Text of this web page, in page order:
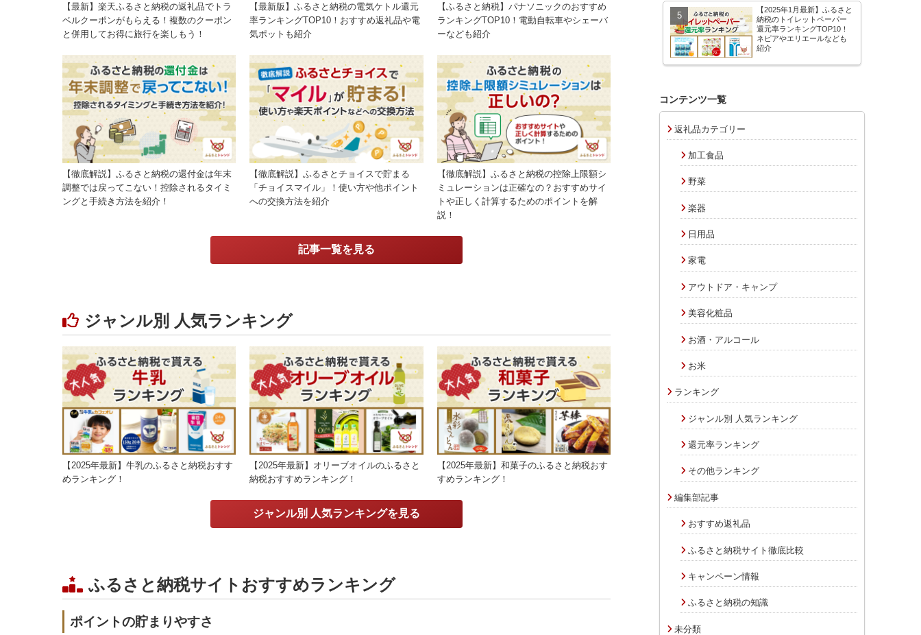
【最新】楽天ふるさと納税の返礼品でトラ
ベルクーポンがもらえる！複数のクーポン
と併用してお得に旅行を楽しもう！
【最新版】ふるさと納税の電気ケトル還元
率ランキングTOP10！おすすめ返礼品や電
気ポットも紹介
【ふるさと納税】パナソニックのおすすめ
ランキングTOP10！電動自転車やシェーバ
ーなども紹介
【徹底解説】ふるさと納税の還付金は年末
調整では戻ってこない！控除されるタイミ
ングと手続き方法を紹介！
【徹底解説】ふるさとチョイスで貯まる
「チョイスマイル」！使い方や他ポイント
への交換方法を紹介
【徹底解説】ふるさと納税の控除上限額シ
ミュレーションは正確なの？おすすめサイ
トや正しく計算するためのポイントを解
説！
記事一覧を見る
ジャンル別 人気ランキング
【2025年最新】牛乳のふるさと納税おすす
めランキング！
【2025年最新】オリーブオイルのふるさと
納税おすすめランキング！
【2025年最新】和菓子のふるさと納税おす
すめランキング！
ジャンル別 人気ランキングを見る
ふるさと納税サイトおすすめランキング
ポイントの貯まりやすさ
【2025年1月最新】ふるさと
納税のトイレットペーパー
還元率ランキングTOP10！
ネピアやエリエールなども
紹介
コンテンツ一覧
返礼品カテゴリー
加工食品
野菜
楽器
日用品
家電
アウトドア・キャンプ
美容化粧品
お酒・アルコール
お米
ランキング
ジャンル別 人気ランキング
還元率ランキング
その他ランキング
編集部記事
おすすめ返礼品
ふるさと納税サイト徹底比較
キャンペーン情報
ふるさと納税の知識
未分類